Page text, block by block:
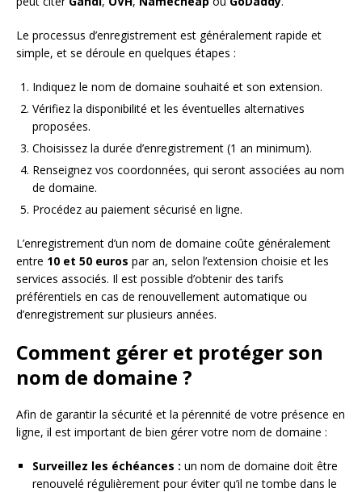
Le processus d’enregistrement est généralement rapide et
simple, et se déroule en quelques étapes :
Indiquez le nom de domaine souhaité et son extension.
Vérifiez la disponibilité et les éventuelles alternatives
proposées.
Choisissez la durée d’enregistrement (1 an minimum).
Renseignez vos coordonnées, qui seront associées au nom
de domaine.
Procédez au paiement sécurisé en ligne.
L’enregistrement d’un nom de domaine coûte généralement
entre 10 et 50 euros par an, selon l’extension choisie et les
services associés. Il est possible d’obtenir des tarifs
préférentiels en cas de renouvellement automatique ou
d’enregistrement sur plusieurs années.
Comment gérer et protéger son
nom de domaine ?
Afin de garantir la sécurité et la pérennité de votre présence en
ligne, il est important de bien gérer votre nom de domaine :
Surveillez les échéances : un nom de domaine doit être
renouvelé régulièrement pour éviter qu’il ne tombe dans le